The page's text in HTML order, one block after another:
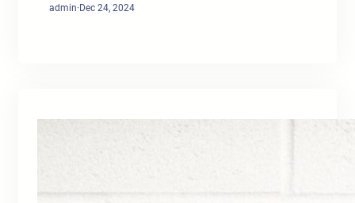
admin·Dec 24, 2024